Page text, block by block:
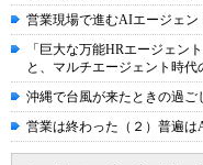
営業現場で進むAIエージェ
「巨大な万能HRエージェン
と、マルチエージェント時代
沖縄で台風が来たときの過ご
営業は終わった（２）普遍は